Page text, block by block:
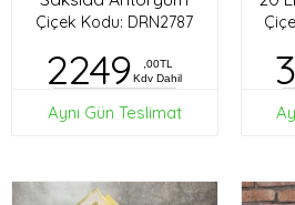
Çiçek Kodu: DRN2787
2249
,00TL
Kdv Dahil
Aynı Gün Teslimat